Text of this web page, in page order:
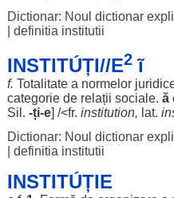
Dictionar: Noul dictionar
definitia institutii
INSTITÚȚI//E2ĩ
f. Totalitatea normelor
categoriede relații sociale. ă
Sil . -ți-e] /<fr. institution, lat.
Dictionar: Noul dictionar
definitia institutii
INSTITÚȚIE